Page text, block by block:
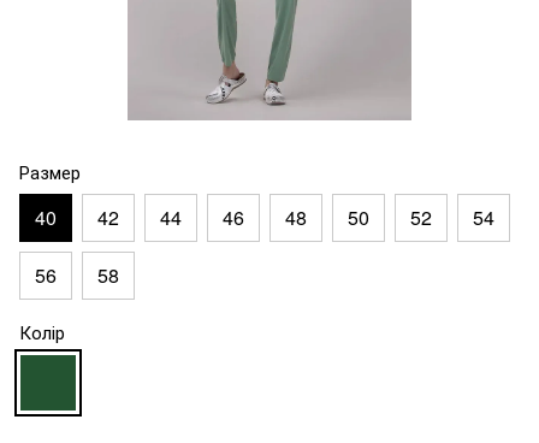
Размер
40 42 44 46 48 50 52 54
56 58
Колір